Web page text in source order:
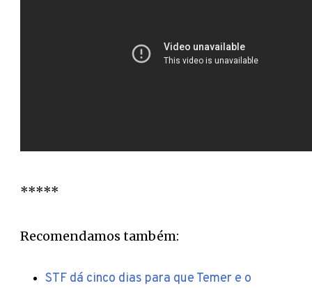
*****
Recomendamos também:
STF dá cinco dias para que Temer e o